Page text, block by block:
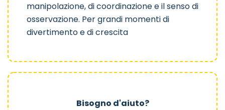
manipolazione, di coordinazione e il senso di
osservazione. Per grandi momenti di
divertimento e di crescita
Bisogno d'aiuto?